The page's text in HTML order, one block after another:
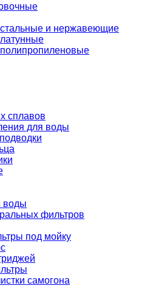
и нержавеющие
сплавов
для воды
воды
фильтров
под мойку
самогона